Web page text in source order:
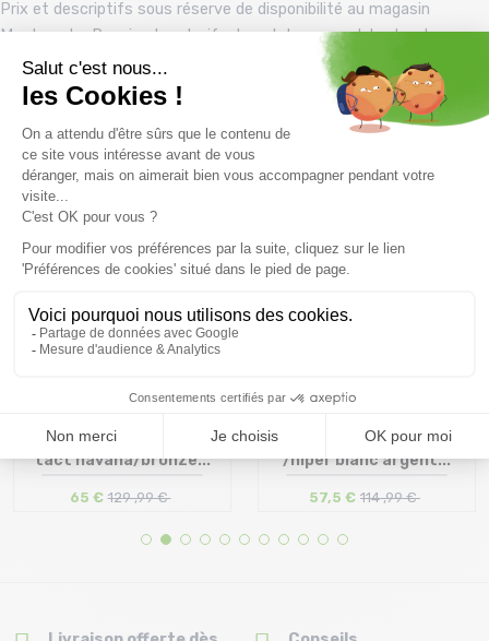
Prix et descriptifs sous réserve de disponibilité au magasin
Montaz , La Ravoire. Les tarifs du catalogue sont toutes taxes
comprises.
Vous pourriez aussi aimer
PROMO
50 %
Taille en stock
100percent Hudson /soft
tact havana/bronze...
65 € 129 ,99 €
Taille en stock
100percent Okan cat 4
/hiper blanc argent...
57,5 € 114 ,99 €